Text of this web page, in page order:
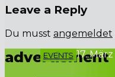
Leave a Reply
Du musst angemeldet
advertisment
EVENTS 17.